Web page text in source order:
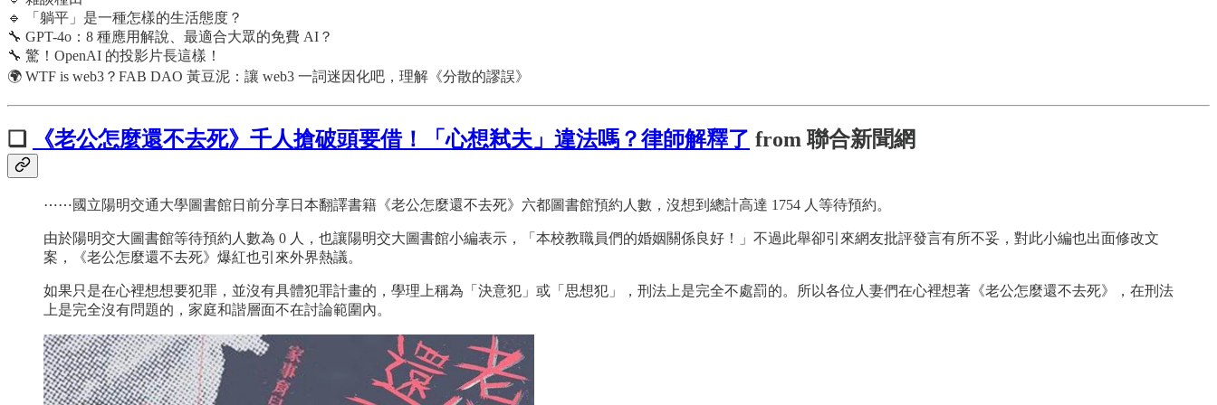
🔹 「躺平」是一種怎樣的生活態度？
🔧 GPT-4o：8 種應用解說、最適合大眾的免費 AI？
🔧 驚！OpenAI 的投影片長這樣！
🌍 WTF is web3？FAB DAO 黃豆泥：讓 web3 一詞迷因化吧，理解《分散的謬誤》
❏ 《老公怎麼還不去死》千人搶破頭要借！「心想弒夫」違法嗎？律師解釋了 from 聯合新聞網
⋯⋯國立陽明交通大學圖書館日前分享日本翻譯書籍《老公怎麼還不去死》六都圖書館預約人數，沒想到總計高達 1754 人等待預約。
由於陽明交大圖書館等待預約人數為 0 人，也讓陽明交大圖書館小編表示，「本校教職員們的婚姻關係良好！」不過此舉卻引來網友批評發言有所不妥，對此小編也出面修改文
案，《老公怎麼還不去死》爆紅也引來外界熱議。
如果只是在心裡想想要犯罪，並沒有具體犯罪計畫的，學理上稱為「決意犯」或「思想犯」，刑法上是完全不處罰的。所以各位人妻們在心裡想著《老公怎麼還不去死》，在刑法
上是完全沒有問題的，家庭和諧層面不在討論範圍內。